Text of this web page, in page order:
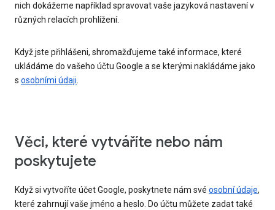
nich dokážeme například spravovat vaše jazyková nastavení v
různých relacích prohlížení.
Když jste přihlášeni, shromažďujeme také informace, které
ukládáme do vašeho účtu Google a se kterými nakládáme jako
s osobními údaji.
Věci, které vytváříte nebo nám
poskytujete
Když si vytvoříte účet Google, poskytnete nám své osobní údaje,
které zahrnují vaše jméno a heslo. Do účtu můžete zadat také